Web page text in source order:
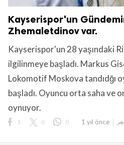
Kayserispor'un
Zhemaletdinov var.
Kayserispor'un 28 yaşındaki
ilgilinmeye başladı. Markus
Lokomotif Moskova tandıdğı
başladı. Oyuncu orta saha ve
oynuyor.
1 0 0 1 yıl önce 